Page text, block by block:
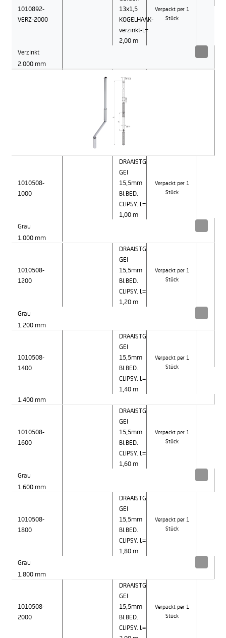
1010892-
VERZ-2000
13x1,5
KOGELHAAK-
verzinkt-L=
2,00 m
Verpackt per 1
Stück
Verzinkt
2.000 mm
1010508-
1000
DRAAISTG
GEI
15,5mm
BI.BED.
CLIPSY. L=
1,00 m
Verpackt per 1
Stück
Grau
1.000 mm
1010508-
1200
DRAAISTG
GEI
15,5mm
BI.BED.
CLIPSY. L=
1,20 m
Verpackt per 1
Stück
Grau
1.200 mm
1010508-
1400
DRAAISTG
GEI
15,5mm
BI.BED.
CLIPSY. L=
1,40 m
Verpackt per 1
Stück
1.400 mm
1010508-
1600
DRAAISTG
GEI
15,5mm
BI.BED.
CLIPSY. L=
1,60 m
Verpackt per 1
Stück
Grau
1.600 mm
1010508-
1800
DRAAISTG
GEI
15,5mm
BI.BED.
CLIPSY. L=
1,80 m
Verpackt per 1
Stück
Grau
1.800 mm
1010508-
2000
DRAAISTG
GEI
15,5mm
BI.BED.
CLIPSY. L=
Verpackt per 1
Stück